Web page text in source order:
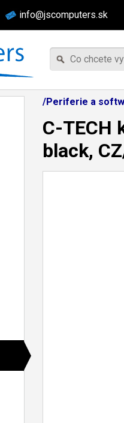
info@jscomputers.sk
/Periferie a
C-TECH
black,